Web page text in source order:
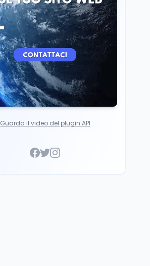
significa davvero?
Guarda il video del plugin API